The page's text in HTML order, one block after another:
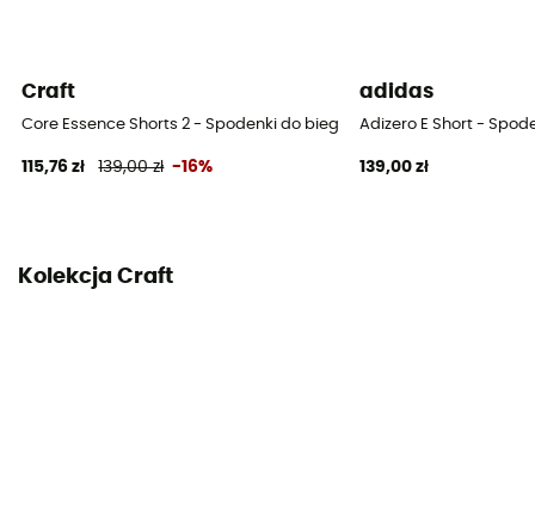
Craft
Core Essence Shorts 2 - Spodenki do biegania męskie
115,76 zł 139,00 zł -16%
adidas
Adizero E Short -
139,00 zł
Kolekcja Craft